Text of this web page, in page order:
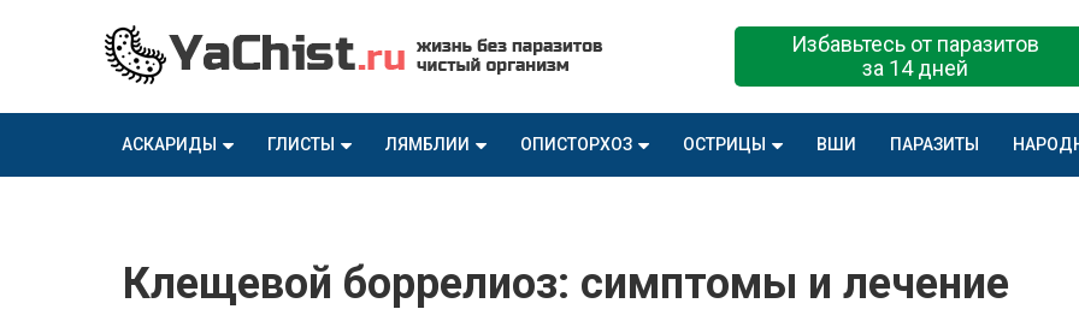
Избавьтесь от паразитов
за 14 дней
АСКАРИДЫ ГЛИСТЫ ЛЯМБЛИИ ОПИСТОРХОЗ ОСТРИЦЫ ВШИ ПАРАЗИТЫ
Клещевой боррелиоз: симптомы и лечение